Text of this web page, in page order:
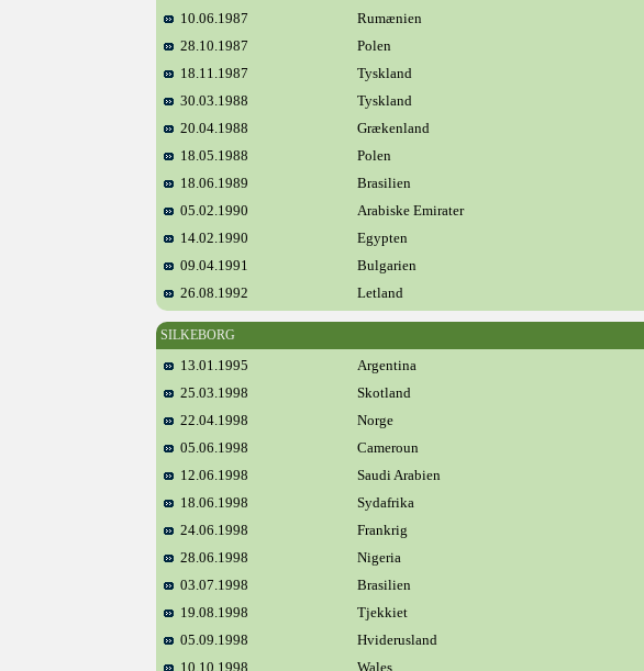
10.06.1987
Rumænien
28.10.1987
Polen
18.11.1987
Tyskland
30.03.1988
Tyskland
20.04.1988
Grækenland
18.05.1988
Polen
18.06.1989
Brasilien
05.02.1990
Arabiske Emirater
14.02.1990
Egypten
09.04.1991
Bulgarien
26.08.1992
Letland
SILKEBORG
13.01.1995 Argentina
25.03.1998
Skotland
22.04.1998
Norge
05.06.1998
Cameroun
12.06.1998
Saudi Arabien
18.06.1998
Sydafrika
24.06.1998
Frankrig
28.06.1998
Nigeria
03.07.1998
Brasilien
19.08.1998
Tjekkiet
05.09.1998
Hviderusland
10.10.1998
Wales